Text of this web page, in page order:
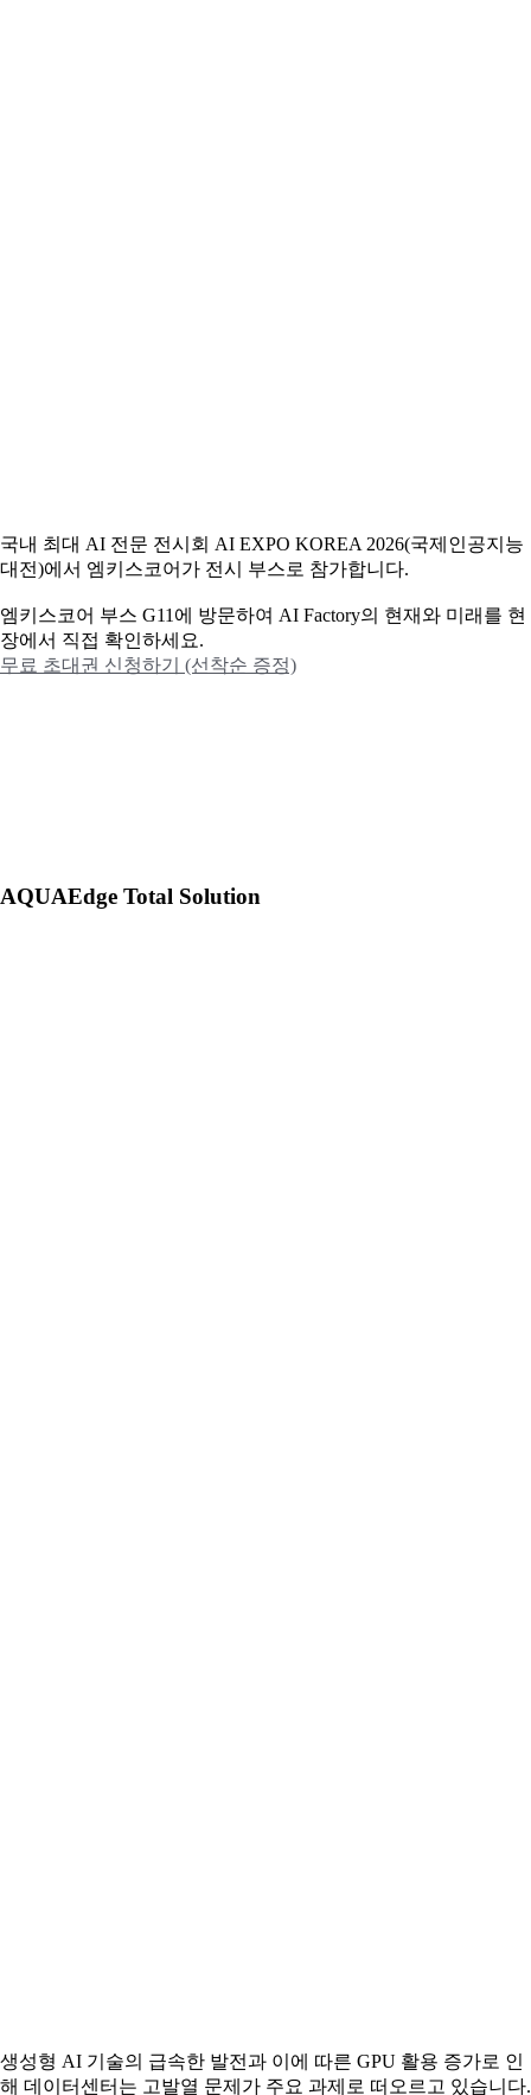
국내 최대 AI 전문 전시회 AI EXPO KOREA 2026(국제인공지능
대전)에서 엠키스코어가 전시 부스로 참가합니다.
엠키스코어 부스 G11에 방문하여 AI Factory의 현재와 미래를 현
장에서 직접 확인하세요.
무료 초대권 신청하기 (선착순 증정)
AQUAEdge Total Solution
생성형 AI 기술의 급속한 발전과 이에 따른 GPU 활용 증가로 인
해 데이터센터는 고발열 문제가 주요 과제로 떠오르고 있습니다.